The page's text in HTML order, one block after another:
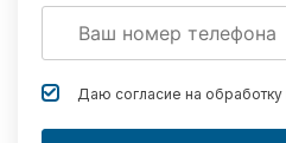
Даю согласие на обработку